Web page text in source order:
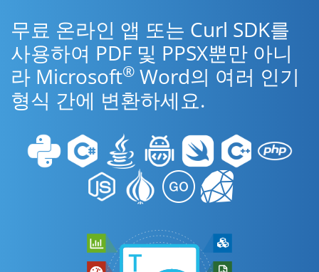
무료 온라인 앱 또는 Curl SDK를
사용하여 PDF 및 PPSX뿐만 아니
라 Microsoft® Word의 여러 인기
형식 간에 변환하세요.